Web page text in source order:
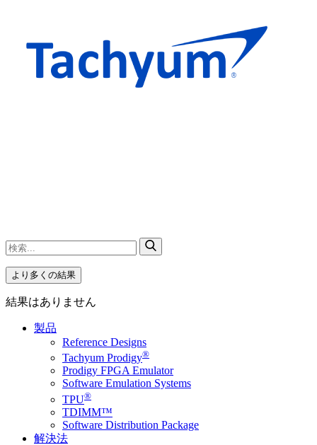
より多くの結果
結果はありません
製品
Reference Designs
Tachyum Prodigy®
Prodigy FPGA Emulator
Software Emulation Systems
TPU®
TDIMM™
Software Distribution Package
解決法